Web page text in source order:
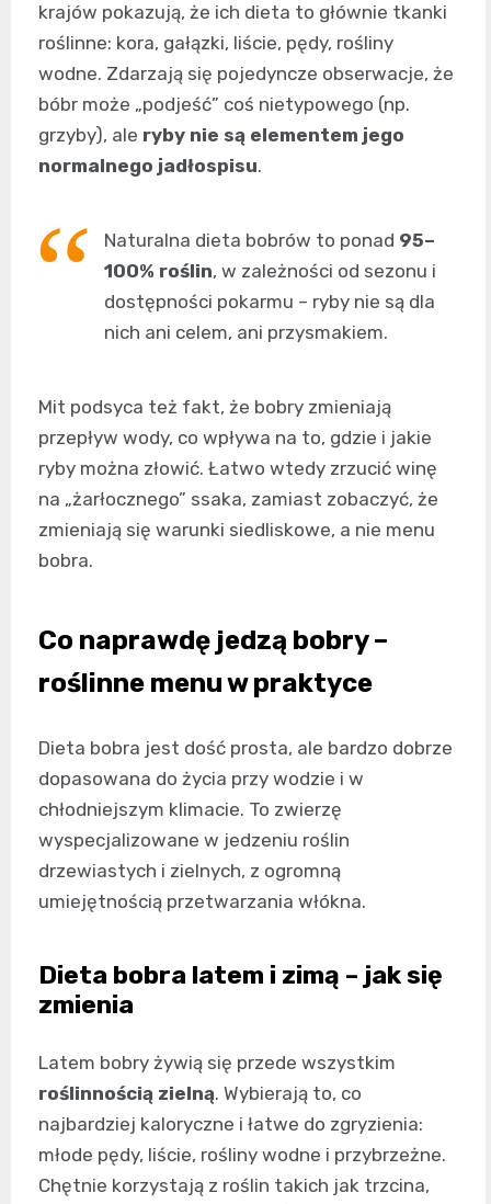
krajów pokazują, że ich dieta to głównie tkanki
roślinne: kora, gałązki, liście, pędy, rośliny
wodne. Zdarzają się pojedyncze obserwacje, że
bóbr może „podjeść” coś nietypowego (np.
grzyby), ale ryby nie są elementem jego
normalnego jadłospisu.
Naturalna dieta bobrów to ponad 95–
100% roślin, w zależności od sezonu i
dostępności pokarmu – ryby nie są dla
nich ani celem, ani przysmakiem.
Mit podsyca też fakt, że bobry zmieniają
przepływ wody, co wpływa na to, gdzie i jakie
ryby można złowić. Łatwo wtedy zrzucić winę
na „żarłocznego” ssaka, zamiast zobaczyć, że
zmieniają się warunki siedliskowe, a nie menu
bobra.
Co naprawdę jedzą bobry –
roślinne menu w praktyce
Dieta bobra jest dość prosta, ale bardzo dobrze
dopasowana do życia przy wodzie i w
chłodniejszym klimacie. To zwierzę
wyspecjalizowane w jedzeniu roślin
drzewiastych i zielnych, z ogromną
umiejętnością przetwarzania włókna.
Dieta bobra latem i zimą – jak się
zmienia
Latem bobry żywią się przede wszystkim
roślinnością zielną. Wybierają to, co
najbardziej kaloryczne i łatwe do zgryzienia:
młode pędy, liście, rośliny wodne i przybrzeżne.
Chętnie korzystają z roślin takich jak trzcina,